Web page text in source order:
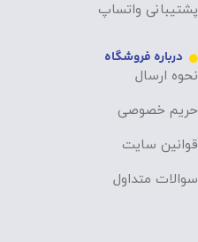
پشتیبانی واتساپ
درباره فروشگاه
نحوه ارسال
حریم خصوصی
قوانین سایت
سوالات متداول